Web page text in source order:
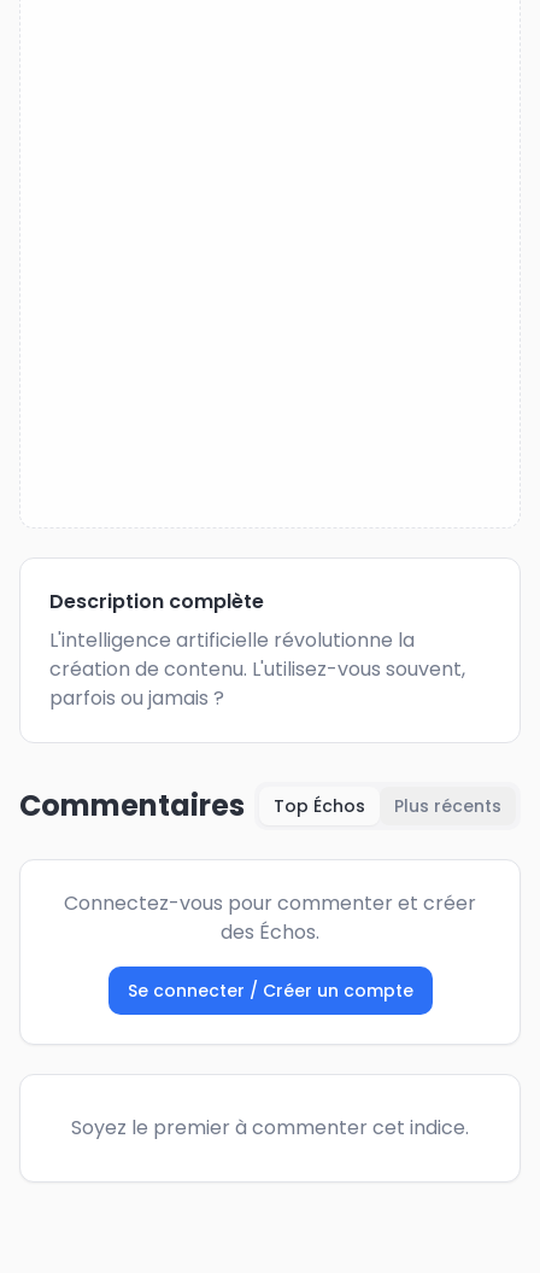
Description complète
L'intelligence artificielle révolutionne la
création de contenu. L'utilisez-vous souvent,
parfois ou jamais ?
Commentaires Top Échos Plus récents
Connectez-vous pour commenter et créer
des Échos.
Se connecter / Créer un compte
Soyez le premier à commenter cet indice.